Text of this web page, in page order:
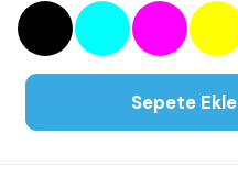
Sepete Ekle